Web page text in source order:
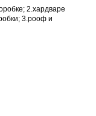
2.хардваре
3.рооф и